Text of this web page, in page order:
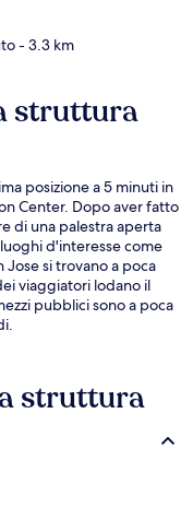
- 3.3 km
struttura
posizione a 5 minuti in
Center. Dopo aver fatto
di una palestra aperta
d'interesse come
Jose si trovano a poca
viaggiatori lodano il
pubblici sono a poca
struttura